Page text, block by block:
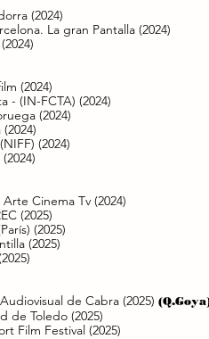
(2024)
La gran Pantalla (2024)
(2024)
- (IN-FCTA) (2024)
(2024)
(2024)
Cinema Tv (2024)
(2025)
(2025)
(2025)
de Cabra (2025)
de Toledo (2025)
Film Festival (2025)